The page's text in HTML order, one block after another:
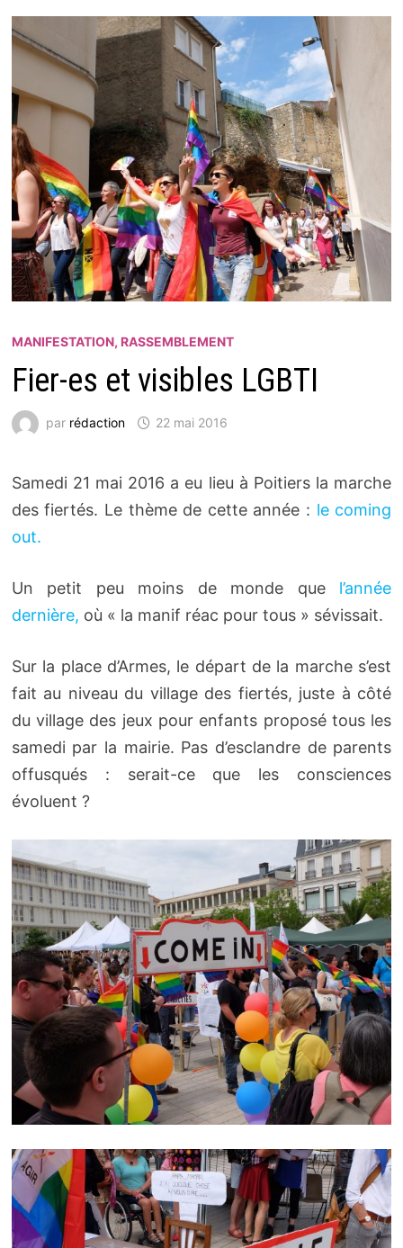
MANIFESTATION, RASSEMBLEMENT
Fier-es et visibles LGBTI
par rédaction 22 mai 2016
Samedi 21 mai 2016 a eu lieu à Poitiers la marche
des fiertés. Le thème de cette année : le coming
out.
Un petit peu moins de monde quel’année
dernière, où « la manif réac pour tous » sévissait.
Sur la place d’Armes, le départ de la marche s’est
fait au niveau du village des fiertés, juste à côté
du village des jeux pour enfants proposé tous les
samedi par la mairie. Pas d’esclandre de parents
offusqués : serait-ce que les consciences
évoluent ?